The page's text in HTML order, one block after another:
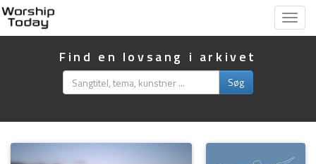
Vis
Find en lovsang i arkivet
Søg